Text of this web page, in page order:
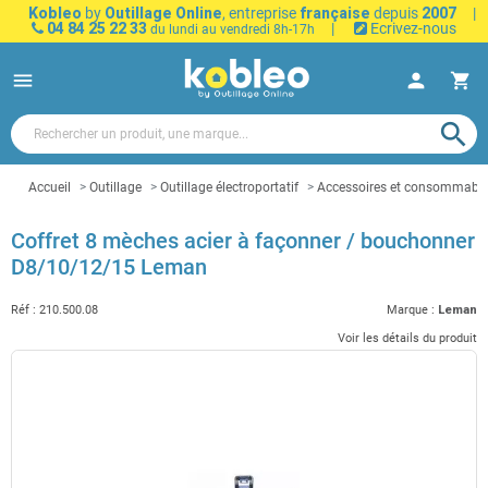
Kobleo by Outillage Online, entreprise française depuis 2007
|
04 84 25 22 33 du lundi au vendredi 8h-17h | Ecrivez-nous
menu person shopping_cart
search
Accueil Outillage Outillage électroportatif Accessoires et
Coffret 8 mèches acier à façonner / bouchonner
D8/10/12/15 Leman
Réf : 210.500.08 Marque : Leman
Voir les détails du produit